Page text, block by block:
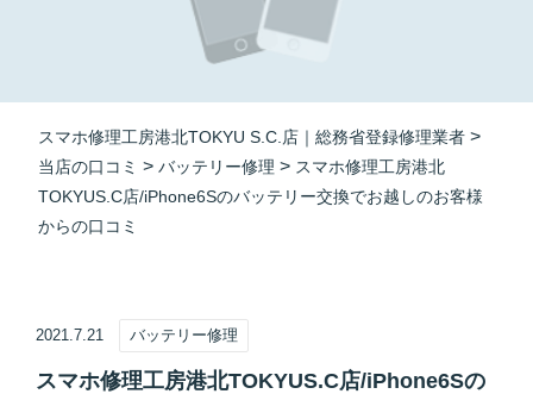
スマホ修理工房港北TOKYU S.C.店｜総務省登録修理業者 >
当店の口コミ > バッテリー修理 > スマホ修理工房港北
TOKYUS.C店/iPhone6Sのバッテリー交換でお越しのお客様
からの口コミ
2021.7.21 バッテリー修理
スマホ修理工房港北TOKYUS.C店/iPhone6Sの